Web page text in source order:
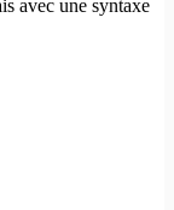
avec une syntaxe